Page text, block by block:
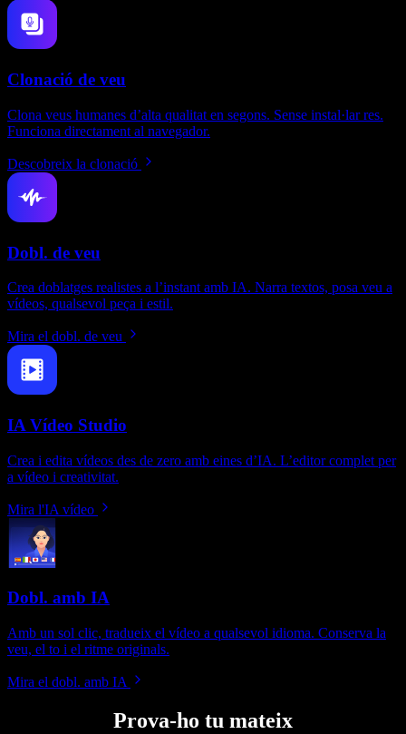
Clonació de veu
Clona veus humanes d’alta qualitat en segons. Sense instal·lar res.
Funciona directament al navegador.
Descobreix la clonació
Dobl. de veu
Crea doblatges realistes a l’instant amb IA. Narra textos, posa veu a
vídeos, qualsevol peça i estil.
Mira el dobl. de veu
IA Vídeo Studio
Crea i edita vídeos des de zero amb eines d’IA. L’editor complet per
a vídeo i creativitat.
Mira l'IA vídeo
Dobl. amb IA
Amb un sol clic, tradueix el vídeo a qualsevol idioma. Conserva la
veu, el to i el ritme originals.
Mira el dobl. amb IA
Prova-ho tu mateix